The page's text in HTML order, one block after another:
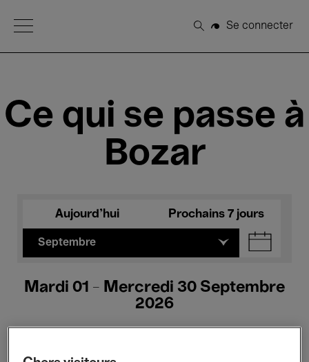
Open Menu
Rechercher
Se connecter
Ce qui se passe à
Bozar
Aujourd'hui Prochains 7 jours
Septembre
Mardi 01 - Mercredi 30 Septembre
2026